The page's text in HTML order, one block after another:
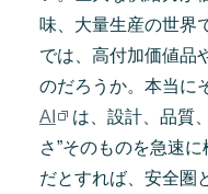
味、大量生産の世界
では、高付加価値品
のだろうか。本当に
AI
は、設計、品質
さ”そのものを急速
だとすれば、安全圏